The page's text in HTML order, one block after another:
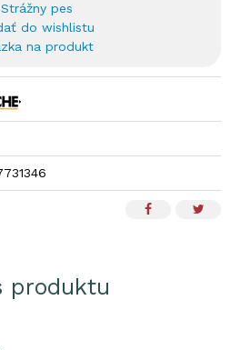
Strážny pes
do wishlistu
na produkt
produktu